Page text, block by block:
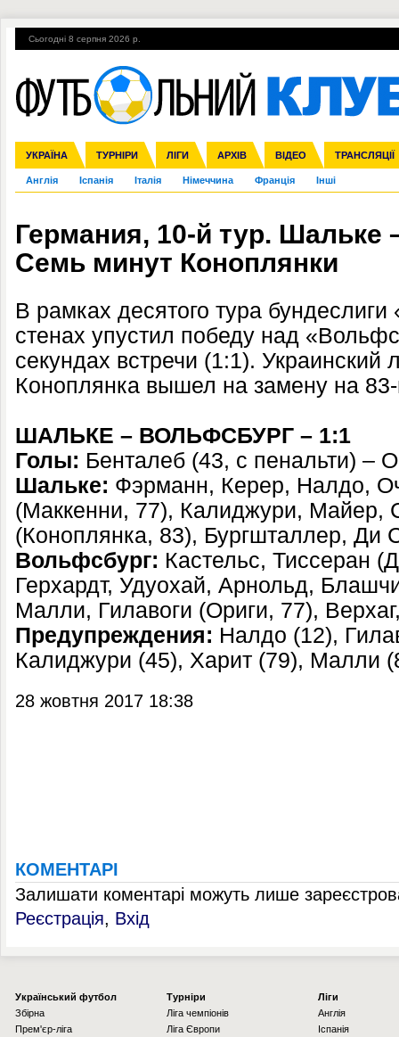
Сьогодні 8 серпня 2026 р.
УКРАЇНА ТУРНІРИ ЛІГИ АРХІВ ВІДЕО ТРАНСЛЯЦІЇ
Збірна Прем'єр-ліга Перша ліга Друга ліга Кубок України
Ліга чемпіонів Ліга Європи Міжнародні Ліга націй Ліга
Англія Іспанія Італія Німеччина Франція Інші
ЧС-2014 ЄВРО-2016 Росія Кубок конфедерацій ЧЄ-2015 (U-
Гарячі теми УПЛ, 2-й тур ВІЙНА УПЛ-ПЕРЕХОДИ
Германия, 10-й тур. Шальке
Семь минут Коноплянки
В рамках десятого тура
стенах упустил победу над
секундах встречи (1:1). Украинский
Коноплянка вышел на замену на
ШАЛЬКЕ – ВОЛЬФСБУРГ – 1:1
Голы: Бенталеб (43, с пенальти) –
Шальке: Фэрманн, Керер, Налдо,
(Маккенни, 77), Калиджури, Майер,
(Коноплянка, 83), Бургшталлер, Ди
Вольфсбург: Кастельс, Тиссеран
Герхардт, Удуохай, Арнольд,
Малли, Гилавоги (Ориги, 77),
Предупреждения: Налдо (12),
Калиджури (45), Харит (79), Малли
28 жовтня 2017 18:38
КОМЕНТАРІ
Залишати коментарі можуть лише
Реєстрація, Вхід
Українcький футбол
Збірна
Прем'єр-ліга
Турніри
Ліга чемпіонів
Ліга Європи
Ліги
Англія
Іспанія